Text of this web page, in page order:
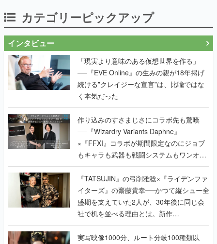
カテゴリーピックアップ
インタビュー
「現実より意味のある仮想世界を作る」
──『EVE Online』の生みの親が18年掲げ
続ける”クレイジーな宣言”は、比喩ではな
く本気だった
作り込みのすさまじさにコラボ先も驚嘆
──『Wizardry Variants Daphne』
×『FFXI』コラボが期間限定なのにジョブ
もキャラも武器も戦闘システムもワンオフ
で作り込まれた理由を両ディレクターに聞
く
『TATSUJIN』の弓削雅稔×『ライデンファ
イターズ』の齋藤貴幸──かつて縦シュー全
盛期を支えていた2人が、30年後に同じ会
社で机を並べる理由とは。新作
『TATSUJIN EXTREME』で初タッグを組
んだレジェンド2人に訊く開発秘話
実写映像1000分、ルート分岐100種類以